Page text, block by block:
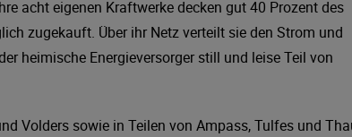
acht eigenen Kraftwerke decken gut 40 Prozent des
zugekauft. Über ihr Netz verteilt sie den Strom und
heimische Energieversorger still und leise Teil von
Volders sowie in Teilen von Ampass, Tulfes und